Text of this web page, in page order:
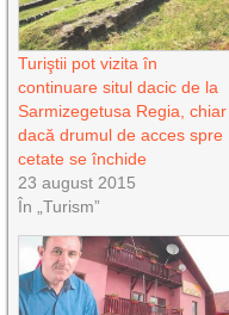
Turiştii pot vizita în
continuare situl dacic de la
Sarmizegetusa Regia, chiar
dacă drumul de acces spre
cetate se închide
23 august 2015
În „Turism”